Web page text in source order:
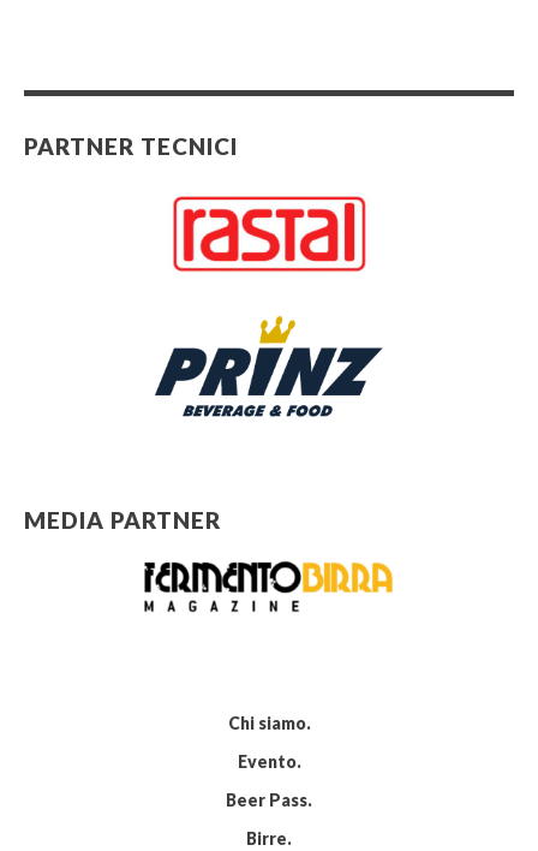
PARTNER TECNICI
MEDIA PARTNER
Chi siamo
Evento
Beer Pass
Birre